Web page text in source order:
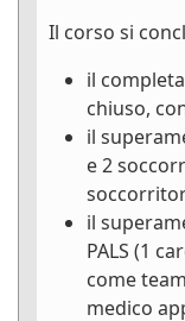
Il corso si
il
chiuso,
il
e 2
il
PALS (1
come
medico